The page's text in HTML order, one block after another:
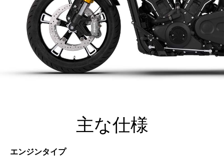
主な仕様
エンジンタイプ